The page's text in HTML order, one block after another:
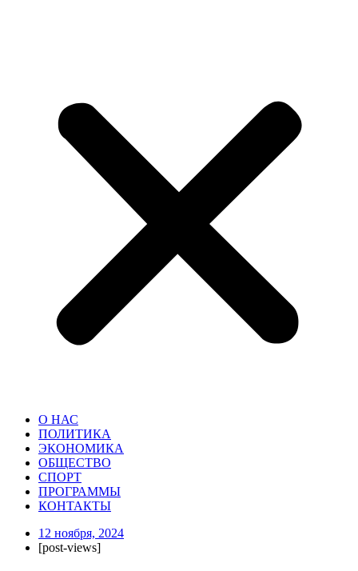
О НАС
ПОЛИТИКА
ЭКОНОМИКА
ОБЩЕСТВО
СПОРТ
ПРОГРАММЫ
КОНТАКТЫ
12 ноября, 2024
[post-views]